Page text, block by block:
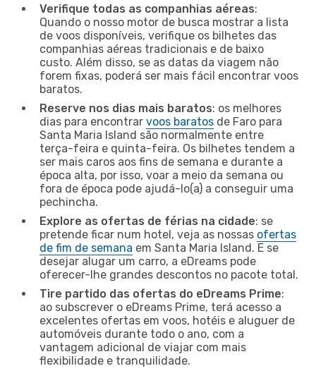
Verifique todas as companhias aéreas:
Quando o nosso motor de busca mostrar a lista
de voos disponíveis, verifique os bilhetes das
companhias aéreas tradicionais e de baixo
custo. Além disso, se as datas da viagem não
forem fixas, poderá ser mais fácil encontrar voos
baratos.
Reserve nos dias mais baratos: os melhores
dias para encontrar voos baratos de Faro para
Santa Maria Island são normalmente entre
terça-feira e quinta-feira. Os bilhetes tendem a
ser mais caros aos fins de semana e durante a
época alta, por isso, voar a meio da semana ou
fora de época pode ajudá-lo(a) a conseguir uma
pechincha.
Explore as ofertas de férias na cidade: se
pretende ficar num hotel, veja as nossas ofertas
de fim de semana em Santa Maria Island. E se
desejar alugar um carro, a eDreams pode
oferecer-lhe grandes descontos no pacote total.
Tire partido das ofertas do eDreams Prime:
ao subscrever o eDreams Prime, terá acesso a
excelentes ofertas em voos, hotéis e aluguer de
automóveis durante todo o ano, com a
vantagem adicional de viajar com mais
flexibilidade e tranquilidade.